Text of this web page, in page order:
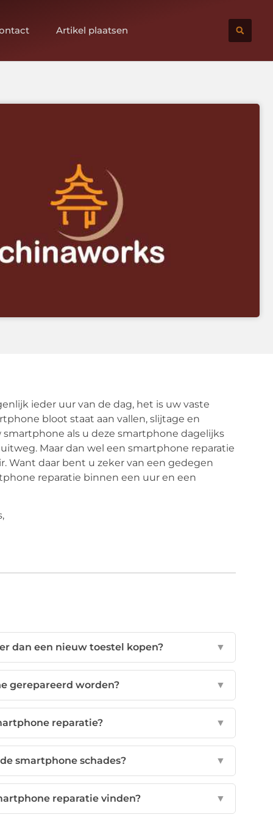
Artikel plaatsen
ieder uur van de dag, het is uw vaste
bloot staat aan vallen, slijtage en
als u deze smartphone dagelijks
Maar dan wel een smartphone reparatie
Want daar bent u zeker van een gedegen
reparatie binnen een uur en een
dan een nieuw toestel kopen? ▼
gerepareerd worden? ▼
reparatie? ▼
smartphone schades? ▼
reparatie vinden? ▼